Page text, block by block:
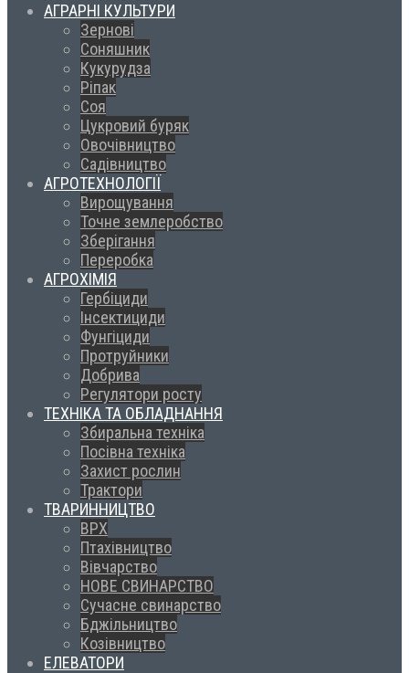
АГРАРНІ КУЛЬТУРИ
Зернові
Соняшник
Кукурудза
Ріпак
Соя
Цукровий буряк
Овочівництво
Садівництво
АГРОТЕХНОЛОГІЇ
Вирощування
Точне землеробство
Зберігання
Переробка
АГРОХІМІЯ
Гербіциди
Інсектициди
Фунгіциди
Протруйники
Добрива
Регулятори росту
ТЕХНІКА ТА ОБЛАДНАННЯ
Збиральна техніка
Посівна техніка
Захист рослин
Трактори
ТВАРИННИЦТВО
ВРХ
Птахівництво
Вівчарство
НОВЕ СВИНАРСТВО
Сучасне свинарство
Бджільництво
Козівництво
ЕЛЕВАТОРИ